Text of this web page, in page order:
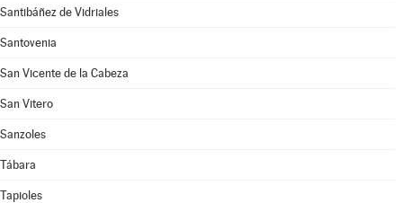
Santibáñez de Vidriales
Santovenia
San Vicente de la Cabeza
San Vitero
Sanzoles
Tábara
Tapioles